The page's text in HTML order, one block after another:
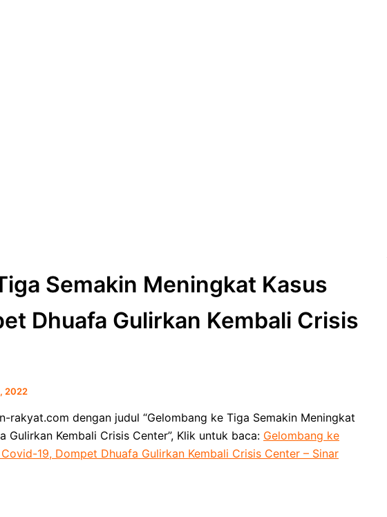
Semakin Meningkat Kasus
Dhuafa Gulirkan Kembali Crisis
2022
dengan judul “Gelombang ke Tiga Semakin Meningkat
Gulirkan Kembali Crisis Center”, Klik untuk baca: Gelombang ke
19, Dompet Dhuafa Gulirkan Kembali Crisis Center – Sinar